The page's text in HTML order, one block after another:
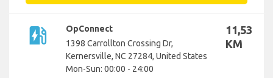
ev_station
OpConnect
1398 Carrollton Crossing Dr,
Kernersville, NC 27284, United States
Mon-Sun: 00:00 - 24:00
11,53
KM